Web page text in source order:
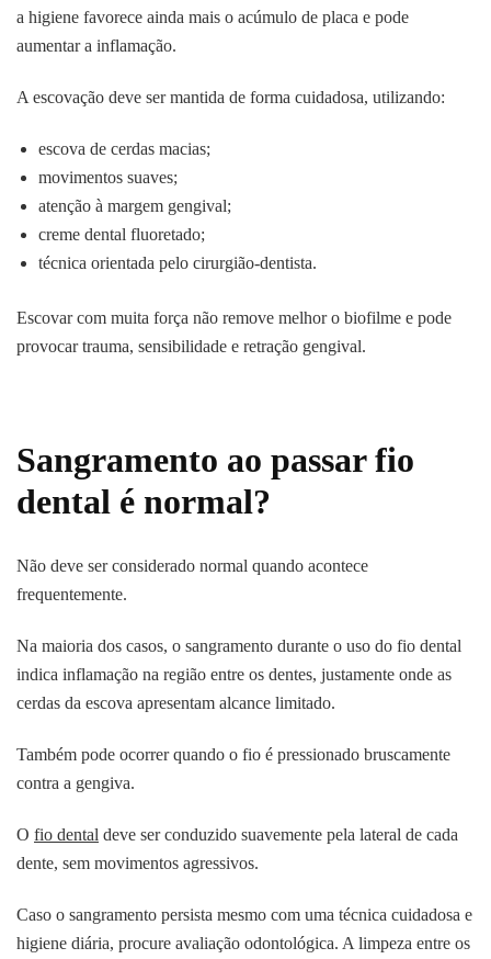
a higiene favorece ainda mais o acúmulo de placa e pode
aumentar a inflamação.
A escovação deve ser mantida de forma cuidadosa, utilizando:
escova de cerdas macias;
movimentos suaves;
atenção à margem gengival;
creme dental fluoretado;
técnica orientada pelo cirurgião-dentista.
Escovar com muita força não remove melhor o biofilme e pode
provocar trauma, sensibilidade e retração gengival.
Sangramento ao passar fio
dental é normal?
Não deve ser considerado normal quando acontece
frequentemente.
Na maioria dos casos, o sangramento durante o uso do fio dental
indica inflamação na região entre os dentes, justamente onde as
cerdas da escova apresentam alcance limitado.
Também pode ocorrer quando o fio é pressionado bruscamente
contra a gengiva.
O fio dental deve ser conduzido suavemente pela lateral de cada
dente, sem movimentos agressivos.
Caso o sangramento persista mesmo com uma técnica cuidadosa e
higiene diária, procure avaliação odontológica. A limpeza entre os